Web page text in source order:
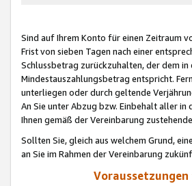
Sind auf Ihrem Konto für einen Zeitraum
Frist von sieben Tagen nach einer
Schlussbetrag zurückzuhalten, der dem
Mindestauszahlungsbetrag entspricht.
unterliegen oder durch geltende
An Sie unter Abzug bzw. Einbehalt aller
Ihnen gemäß der Vereinbarung
Sollten Sie, gleich aus welchem Grund,
an Sie im Rahmen der Vereinbarung